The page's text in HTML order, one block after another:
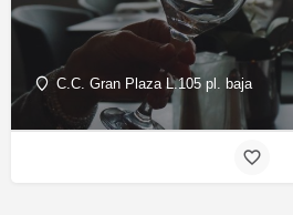
C.C. Gran Plaza L.105 pl. baja